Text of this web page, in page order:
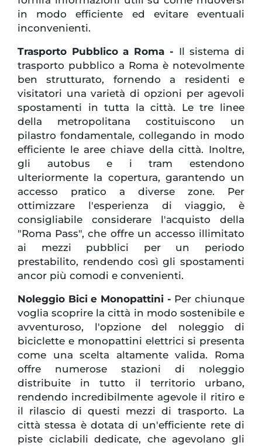
in modo efficiente ed evitare eventuali
inconvenienti.
Trasporto Pubblico a Roma - Il sistema di
trasporto pubblico a Roma è notevolmente
ben strutturato, fornendo a residenti e
visitatori una varietà di opzioni per agevoli
spostamenti in tutta la città. Le tre linee
della metropolitana costituiscono un
pilastro fondamentale, collegando in modo
efficiente le aree chiave della città. Inoltre,
gli autobus e i tram estendono
ulteriormente la copertura, garantendo un
accesso pratico a diverse zone. Per
ottimizzare l'esperienza di viaggio, è
consigliabile considerare l'acquisto della
"Roma Pass", che offre un accesso illimitato
ai mezzi pubblici per un periodo
prestabilito, rendendo così gli spostamenti
ancor più comodi e convenienti.
Noleggio Bici e Monopattini - Per chiunque
voglia scoprire la città in modo sostenibile e
avventuroso, l'opzione del noleggio di
biciclette e monopattini elettrici si presenta
come una scelta altamente valida. Roma
offre numerose stazioni di noleggio
distribuite in tutto il territorio urbano,
rendendo incredibilmente agevole il ritiro e
il rilascio di questi mezzi di trasporto. La
città stessa è dotata di un'efficiente rete di
piste ciclabili dedicate, che agevolano gli